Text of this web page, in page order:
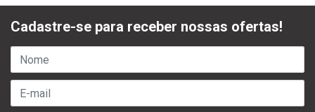
Cadastre-se para receber nossas ofertas!